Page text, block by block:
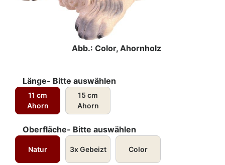
Abb.: Color, Ahornholz
Länge- Bitte auswählen
11 cm
Ahorn
15 cm
Ahorn
Oberfläche- Bitte auswählen
Natur 3x Gebeizt Color